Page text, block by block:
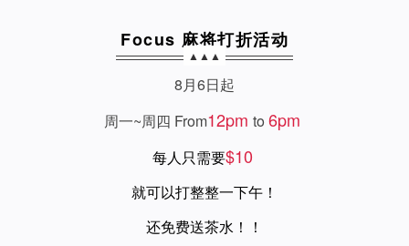
Focus 麻将打折活动
▲▲▲
8月6日起
周一~周四 From12pm to 6pm
每人只需要$10
就可以打整整一下午！
还免费送茶水！！